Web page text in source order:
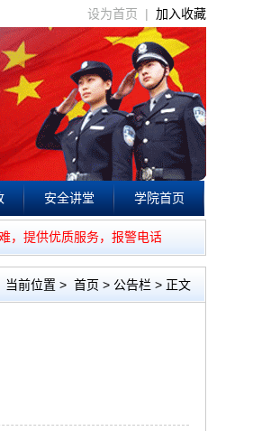
加入收藏
设为首页 |
安全讲堂 学院首页
提供优质服务，报警电话：85541110。
当前位置 > 首页 > 公告栏 > 正文